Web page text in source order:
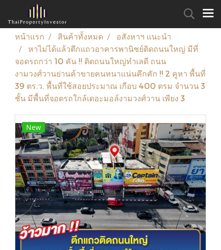
หน้าแรก สินค้าทั้งหมด
อสังหาฯ แนะนำ
หาไม่ได้แล้วตึกแถวอาคารพานิชย์ติดถนนใหญ่ มีที่
จอดรถกว่า 10 คัน !! ติดถนนใหญ่ทำเลดี ถนน
งามวงศ์วานย่านค้าขายคนหนาแน่นคึกคัก !! 2 คูหา พื้นที่
39 ตร.ว. พื้นที่ใช้สอยประมาณ เกือบ 400 ตรม จำนวน 3
ชั้น มีพื้นที่จอดรถใกล้เดอะมอล์งามวงศ์วาน เพียง 3
New